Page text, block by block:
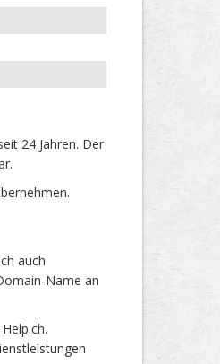
24 Jahren. Der
auch
Name an